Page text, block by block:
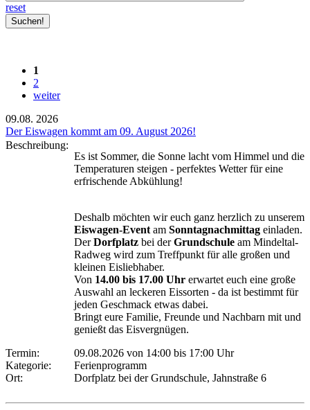
reset
1
2
weiter
09.08. 2026
Der Eiswagen kommt am 09. August 2026!
Beschreibung:
Es ist Sommer, die Sonne lacht vom Himmel und die
Temperaturen steigen - perfektes Wetter für eine
erfrischende Abkühlung!
Deshalb möchten wir euch ganz herzlich zu unserem
Eiswagen-Event am Sonntagnachmittag einladen.
DerDorfplatz bei derGrundschule am Mindeltal-
Radweg wird zum Treffpunkt für alle großen und
kleinen Eisliebhaber.
Von 14.00 bis 17.00 Uhr erwartet euch eine große
Auswahl an leckeren Eissorten - da ist bestimmt für
jeden Geschmack etwas dabei.
Bringt eure Familie, Freunde und Nachbarn mit und
genießt das Eisvergnügen.
Termin:
09.08.2026 von 14:00 bis 17:00 Uhr
Kategorie:
Ferienprogramm
Ort:
Dorfplatz bei der Grundschule, Jahnstraße 6